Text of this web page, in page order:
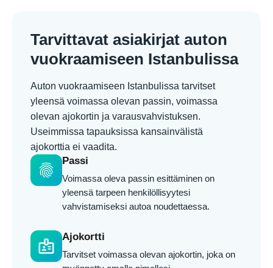
Tarvittavat asiakirjat auton
vuokraamiseen Istanbulissa
Auton vuokraamiseen Istanbulissa tarvitset
yleensä voimassa olevan passin, voimassa
olevan ajokortin ja varausvahvistuksen.
Useimmissa tapauksissa kansainvälistä
ajokorttia ei vaadita.
fingerprint
Passi
Voimassa oleva passin esittäminen on
yleensä tarpeen henkilöllisyytesi
vahvistamiseksi autoa noudettaessa.
badge
Ajokortti
Tarvitset voimassa olevan ajokortin, joka on